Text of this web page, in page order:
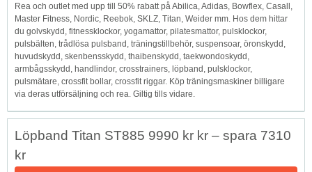
Rea och outlet med upp till 50% rabatt på Abilica, Adidas, Bowflex, Casall,
Master Fitness, Nordic, Reebok, SKLZ, Titan, Weider mm. Hos dem hittar
du golvskydd, fitnessklockor, yogamattor, pilatesmattor, pulsklockor,
pulsbälten, trådlösa pulsband, träningstillbehör, suspensoar, öronskydd,
huvudskydd, skenbensskydd, thaibenskydd, taekwondoskydd,
armbågsskydd, handlindor, crosstrainers, löpband, pulsklockor,
pulsmätare, crossfit bollar, crossfit riggar. Köp träningsmaskiner billigare
via deras utförsäljning och rea. Giltig tills vidare.
Löpband Titan ST885 9990 kr kr – spara 7310
kr